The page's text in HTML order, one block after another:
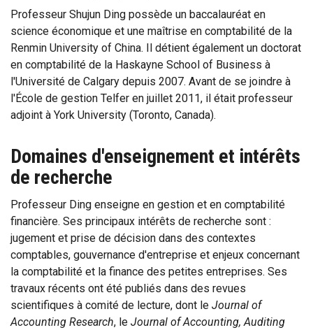
Professeur Shujun Ding possède un baccalauréat en
science économique et une maîtrise en comptabilité de la
Renmin University of China. Il détient également un doctorat
en comptabilité de la Haskayne School of Business à
l'Université de Calgary depuis 2007. Avant de se joindre à
l'École de gestion Telfer en juillet 2011, il était professeur
adjoint à York University (Toronto, Canada).
Domaines d'enseignement et intérêts
de recherche
Professeur Ding enseigne en gestion et en comptabilité
financière. Ses principaux intérêts de recherche sont :
jugement et prise de décision dans des contextes
comptables, gouvernance d'entreprise et enjeux concernant
la comptabilité et la finance des petites entreprises. Ses
travaux récents ont été publiés dans des revues
scientifiques à comité de lecture, dont le Journal of
Accounting Research, le Journal of Accounting, Auditing